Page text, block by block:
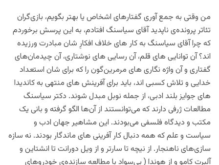
من وقتی به جمع آوری گفتارهای اشخاص یا بهتر بگویم، باز‌ی‌‌گران
تئاتر پرونده‌ی ناپدید آقای سیاسنگ افتادم، به این پرسش برخوردم
که چرا آقای سیاسنگ به کار های خلاف افکارِ شان مبادرت ورزیده
اند؟ آن توانایی های قلم، آن رسایی های نوشتاری، آن چیدمان‌های
گفتاری و آن واژه‌ نگاری های مرمرین‌گون را که برای شان استعداد
خدایی و تلاش کسبی اند، باید برای آفرینش های منتهی به کاندیدا
های جوایز بلند ادبی، از جمله نوبل مبدل شوند. دکتر سیاسنگ
مطالعات ژرفی دارند که می‌توانستند از آن‌ها الگو گرفته و بانی یک
مکتب و دیدگاه فلسفی می‌بودند. این مشاهیر جهان ادب و
سیاست و علم که همه دنبال کار آفرینی های ماندگار بودند. نه سازه
سازی‌های ناهنجار. از نیچه تا سارتر و از ویل دورانت تا انشتاین و
آلبرت کامو و از هوندا ( بی‌سواد با مطالعه سازنده‌ی خودروهای